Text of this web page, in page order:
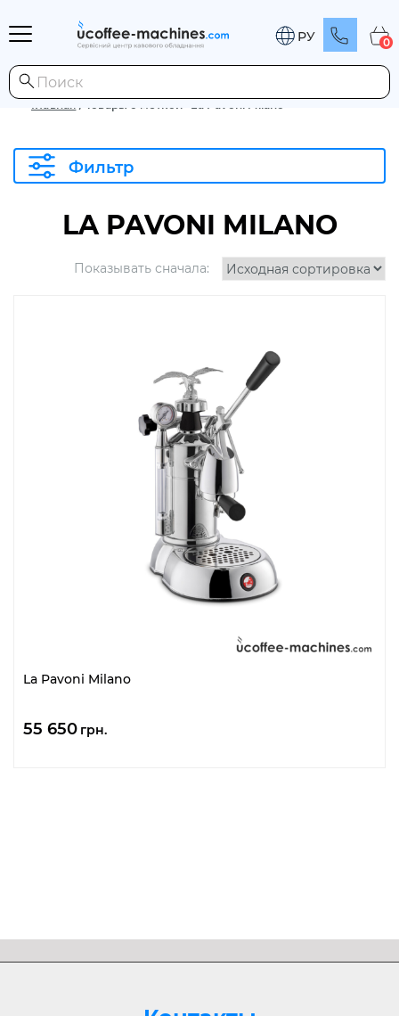
РУ 0
Главная / Товары с меткой «La Pavoni Milano»
Фильтр
LA PAVONI MILANO
Показывать сначала:
La Pavoni Milano
55 650 грн.